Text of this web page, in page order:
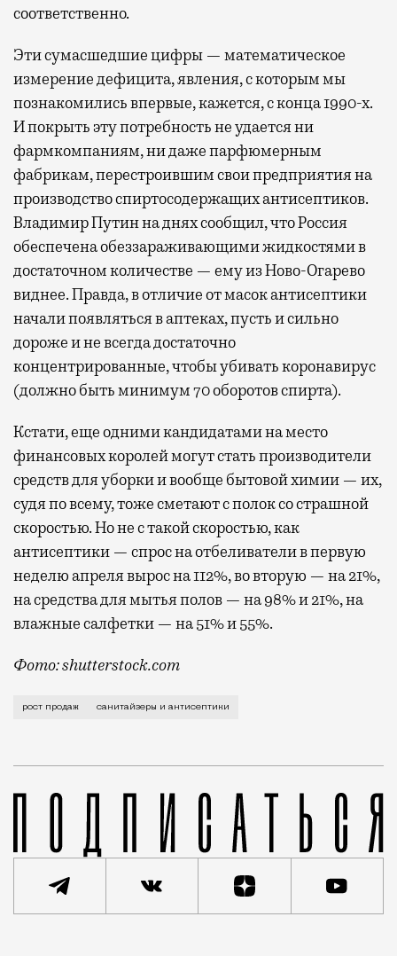
соответственно.
Эти сумасшедшие цифры — математическое
измерение дефицита, явления, с которым мы
познакомились впервые, кажется, с конца 1990-х.
И покрыть эту потребность не удается ни
фармкомпаниям, ни даже парфюмерным
фабрикам, перестроившим свои предприятия на
производство спиртосодержащих антисептиков.
Владимир Путин на днях сообщил, что Россия
обеспечена обеззараживающими жидкостями в
достаточном количестве — ему из Ново-Огарево
виднее. Правда, в отличие от масок антисептики
начали появляться в аптеках, пусть и сильно
дороже и не всегда достаточно
концентрированные, чтобы убивать коронавирус
(должно быть минимум 70 оборотов спирта).
Кстати, еще одними кандидатами на место
финансовых королей могут стать производители
средств для уборки и вообще бытовой химии — их,
судя по всему, тоже сметают с полок со страшной
скоростью. Но не с такой скоростью, как
антисептики — спрос на отбеливатели в первую
неделю апреля вырос на 112%, во вторую — на 21%,
на средства для мытья полов — на 98% и 21%, на
влажные салфетки — на 51% и 55%.
Фото: shutterstock.com
То есть примерно в сто раз. Если в первые дни
рост продаж санитайзеры и антисептики